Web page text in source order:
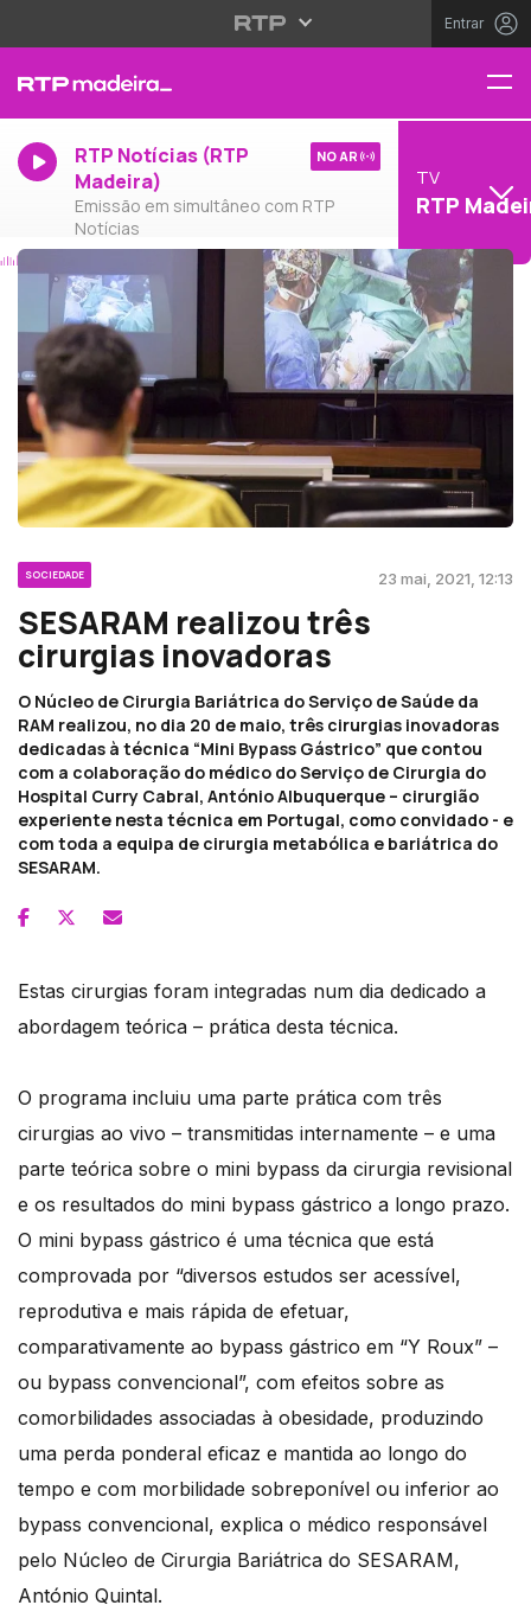
Entrar
RTP Notícias (RTP
Madeira)
Emissão em simultâneo com RTP
Notícias
NO AR
TV
RTP
SOCIEDADE 23 mai, 2021, 12:13
SESARAM realizou três
cirurgias inovadoras
O Núcleo de Cirurgia Bariátrica do Serviço de Saúde da
RAM realizou, no dia 20 de maio, três cirurgias inovadoras
dedicadas à técnica “Mini Bypass Gástrico” que contou
com a colaboração do médico do Serviço de Cirurgia do
Hospital Curry Cabral, António Albuquerque – cirurgião
experiente nesta técnica em Portugal, como convidado - e
com toda a equipa de cirurgia metabólica e bariátrica do
SESARAM.
Estas cirurgias foram integradas num dia dedicado a
abordagem teórica – prática desta técnica.
O programa incluiu uma parte prática com três
cirurgias ao vivo – transmitidas internamente – e uma
parte teórica sobre o mini bypass da cirurgia revisional
e os resultados do mini bypass gástrico a longo prazo.
O mini bypass gástrico é uma técnica que está
comprovada por “diversos estudos ser acessível,
reprodutiva e mais rápida de efetuar,
comparativamente ao bypass gástrico em “Y Roux” –
ou bypass convencional”, com efeitos sobre as
comorbilidades associadas à obesidade, produzindo
uma perda ponderal eficaz e mantida ao longo do
tempo e com morbilidade sobreponível ou inferior ao
bypass convencional, explica o médico responsável
pelo Núcleo de Cirurgia Bariátrica do SESARAM,
António Quintal.